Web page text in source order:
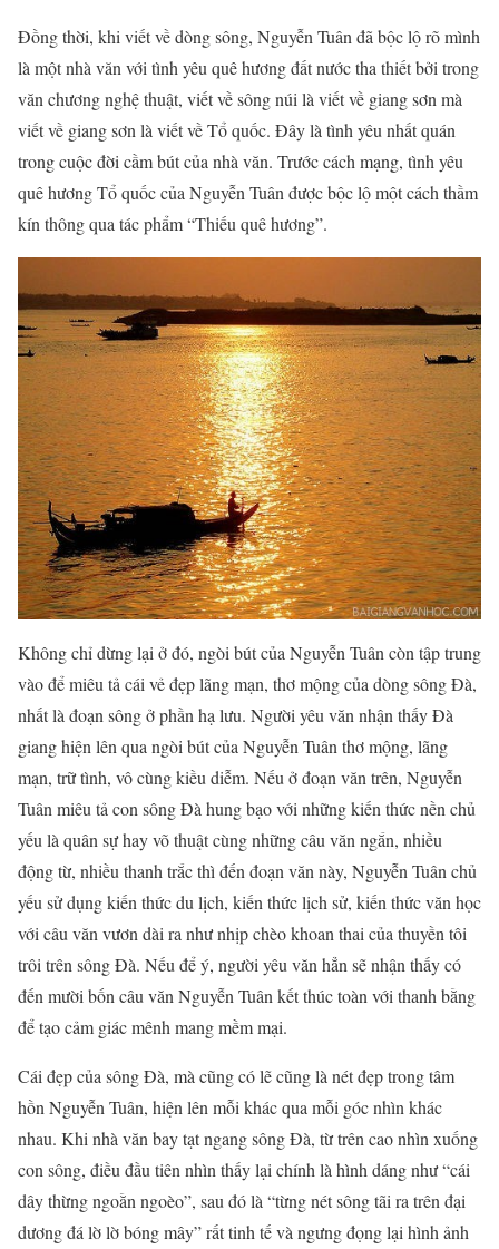
Đồng thời, khi viết về dòng sông, Nguyễn Tuân đã bộc lộ rõ mình
là một nhà văn với tình yêu quê hương đất nước tha thiết bởi trong
văn chương nghệ thuật, viết về sông núi là viết về giang sơn mà
viết về giang sơn là viết về Tổ quốc. Đây là tình yêu nhất quán
trong cuộc đời cầm bút của nhà văn. Trước cách mạng, tình yêu
quê hương Tổ quốc của Nguyễn Tuân được bộc lộ một cách thầm
kín thông qua tác phẩm “Thiếu quê hương”.
Không chỉ dừng lại ở đó, ngòi bút của Nguyễn Tuân còn tập trung
vào để miêu tả cái vẻ đẹp lãng mạn, thơ mộng của dòng sông Đà,
nhất là đoạn sông ở phần hạ lưu. Người yêu văn nhận thấy Đà
giang hiện lên qua ngòi bút của Nguyễn Tuân thơ mộng, lãng
mạn, trữ tình, vô cùng kiều diễm. Nếu ở đoạn văn trên, Nguyễn
Tuân miêu tả con sông Đà hung bạo với những kiến thức nền chủ
yếu là quân sự hay võ thuật cùng những câu văn ngắn, nhiều
động từ, nhiều thanh trắc thì đến đoạn văn này, Nguyễn Tuân chủ
yếu sử dụng kiến thức du lịch, kiến thức lịch sử, kiến thức văn học
với câu văn vươn dài ra như nhịp chèo khoan thai của thuyền tôi
trôi trên sông Đà. Nếu để ý, người yêu văn hẳn sẽ nhận thấy có
đến mười bốn câu văn Nguyễn Tuân kết thúc toàn với thanh bằng
để tạo cảm giác mênh mang mềm mại.
Cái đẹp của sông Đà, mà cũng có lẽ cũng là nét đẹp trong tâm
hồn Nguyễn Tuân, hiện lên mỗi khác qua mỗi góc nhìn khác
nhau. Khi nhà văn bay tạt ngang sông Đà, từ trên cao nhìn xuống
con sông, điều đầu tiên nhìn thấy lại chính là hình dáng như “cái
dây thừng ngoằn ngoèo”, sau đó là “từng nét sông tãi ra trên đại
dương đá lờ lờ bóng mây” rất tinh tế và ngưng đọng lại hình ảnh